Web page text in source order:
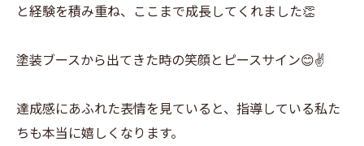
と経験を積み重ね、ここまで成長してくれました👏
塗装ブースから出てきた時の笑顔とピースサイン😊✌️
達成感にあふれた表情を見ていると、指導している私た
ちも本当に嬉しくなります。